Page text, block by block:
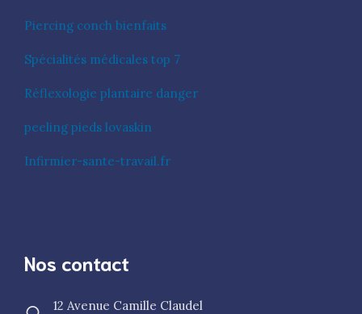
Piercing conch bienfaits
Spécialités médicales top 7
Réflexologie plantaire danger
peeling pieds lovaskin
Infirmier-sante-travail.fr
Nos contact
12 Avenue Camille Claudel